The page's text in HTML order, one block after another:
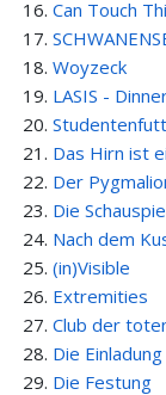
Can Touch
Woyzeck
LASIS -
Das Hirn ist
Der
Die
Nach dem
(in)Visible
Extremities
Club der
Die Einladung
Die Festung